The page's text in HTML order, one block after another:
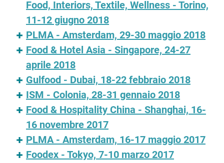
Food, Interiors, Textile, Wellness - Torino,
11-12 giugno 2018
PLMA - Amsterdam, 29-30 maggio 2018
Food & Hotel Asia - Singapore, 24-27
aprile 2018
Gulfood - Dubai, 18-22 febbraio 2018
ISM - Colonia, 28-31 gennaio 2018
Food & Hospitality China - Shanghai, 16-
16 novembre 2017
PLMA - Amsterdam, 16-17 maggio 2017
Foodex - Tokyo, 7-10 marzo 2017